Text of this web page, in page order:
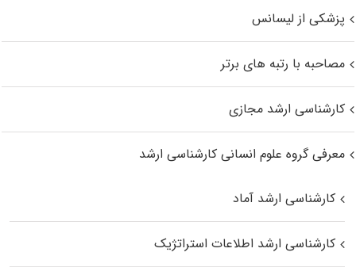
پزشکی از لیسانس
مصاحبه با رتبه های برتر
کارشناسی ارشد مجازی
معرفی گروه علوم انسانی کارشناسی ارشد
کارشناسی ارشد آماد
کارشناسی ارشد اطلاعات استراتژیک